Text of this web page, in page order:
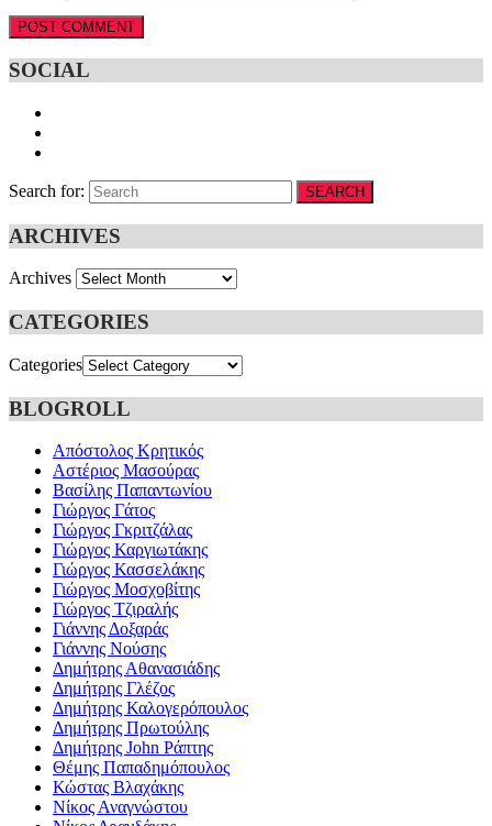
SOCIAL
Search for: SEARCH
ARCHIVES
Archives
CATEGORIES
Categories
BLOGROLL
Απόστολος Κρητικός
Αστέριος Μασούρας
Βασίλης Παπαντωνίου
Γιώργος Γάτος
Γιώργος Γκριτζάλας
Γιώργος Καργιωτάκης
Γιώργος Κασσελάκης
Γιώργος Μοσχοβίτης
Γιώργος Τζιραλής
Γιάννης Δοξαράς
Γιάννης Νούσης
Δημήτρης Αθανασιάδης
Δημήτρης Γλέζος
Δημήτρης Καλογερόπουλος
Δημήτρης Πρωτούλης
Δημήτρης John Ράπτης
Θέμης Παπαδημόπουλος
Κώστας Βλαχάκης
Νίκος Αναγνώστου